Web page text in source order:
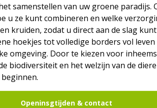
samenstellen van uw groene paradijs.
u ze kunt combineren en welke
kruiden, zodat u direct aan de slag
hoekjes tot volledige borders vol
omgeving. Door te kiezen voor
biodiversiteit en het welzijn van de
Openinsgtijden & contact